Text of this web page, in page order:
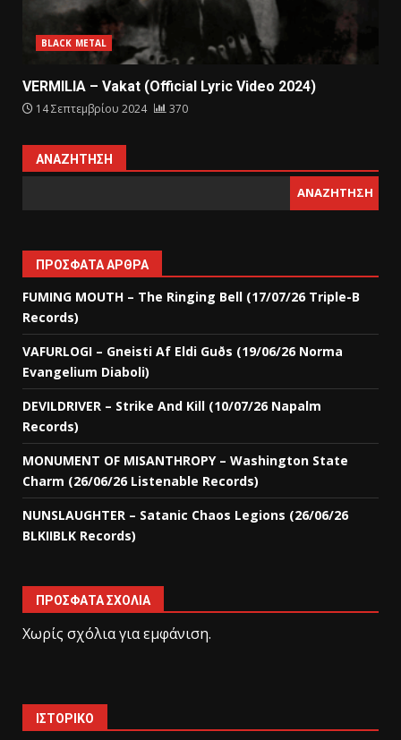
BLACK METAL
VERMILIA – Vakat (Official Lyric Video 2024)
14 Σεπτεμβρίου 2024 370
ΑΝΑΖΉΤΗΣΗ
ΑΝΑΖΉΤΗΣΗ
ΠΡΌΣΦΑΤΑ ΆΡΘΡΑ
FUMING MOUTH – The Ringing Bell (17/07/26 Triple-B
Records)
VAFURLOGI – Gneisti Af Eldi Guðs (19/06/26 Norma
Evangelium Diaboli)
DEVILDRIVER – Strike And Kill (10/07/26 Napalm
Records)
MONUMENT OF MISANTHROPY – Washington State
Charm (26/06/26 Listenable Records)
NUNSLAUGHTER – Satanic Chaos Legions (26/06/26
BLKIIBLK Records)
ΠΡΌΣΦΑΤΑ ΣΧΌΛΙΑ
Χωρίς σχόλια για εμφάνιση.
ΙΣΤΟΡΙΚΌ